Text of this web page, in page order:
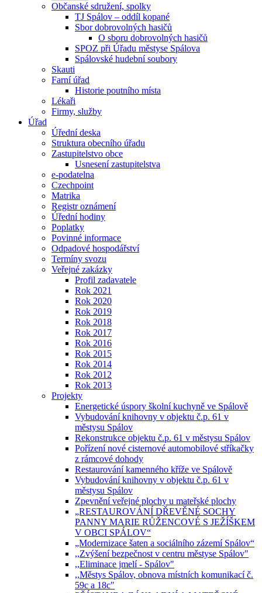
Občanské sdružení, spolky
TJ Spálov – oddíl kopané
Sbor dobrovolných hasičů
O sboru dobrovolných hasičů
SPOZ při Úřadu městyse Spálova
Spálovské hudební soubory
Skauti
Farní úřad
Historie poutního místa
Lékaři
Firmy, služby
Úřad
Úřední deska
Struktura obecního úřadu
Zastupitelstvo obce
Usnesení zastupitelstva
e-podatelna
Czechpoint
Matrika
Registr oznámení
Úřední hodiny
Poplatky
Povinné informace
Odpadové hospodářství
Termíny svozu
Veřejné zakázky
Profil zadavatele
Rok 2021
Rok 2020
Rok 2019
Rok 2018
Rok 2017
Rok 2016
Rok 2015
Rok 2014
Rok 2012
Rok 2013
Projekty
Energetické úspory školní kuchyně ve Spálově
Vybudování knihovny v objektu č.p. 61 v
městysu Spálov
Rekonstrukce objektu č.p. 61 v městysu Spálov
Pořízení nové cisternové automobilové stříkačky
z rámcové dohody
Restaurování kamenného kříže ve Spálově
Vybudování knihovny v objektu č.p. 61 v
městysu Spálov
Zpevnění veřejné plochy u mateřské plochy
„RESTAUROVÁNÍ DŘEVĚNÉ SOCHY
PANNY MARIE RŮŽENCOVÉ S JEŽÍŠKEM
V OBCI SPÁLOV“
„Modernizace šaten a sociálního zázemí Spálov“
,,Zvýšení bezpečnost v centru městyse Spálov"
,,Eliminace jmelí - Spálov"
,,Městys Spálov, obnova místních komunikací č.
59c a 18c"